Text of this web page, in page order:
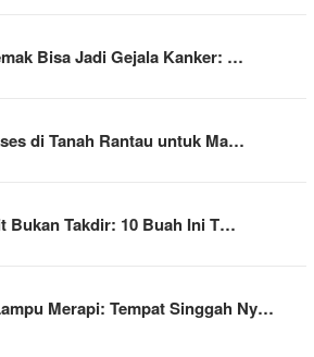
Bisa Jadi Gejala Kanker: …
di Tanah Rantau untuk Ma…
Bukan Takdir: 10 Buah Ini T…
Merapi: Tempat Singgah Ny…